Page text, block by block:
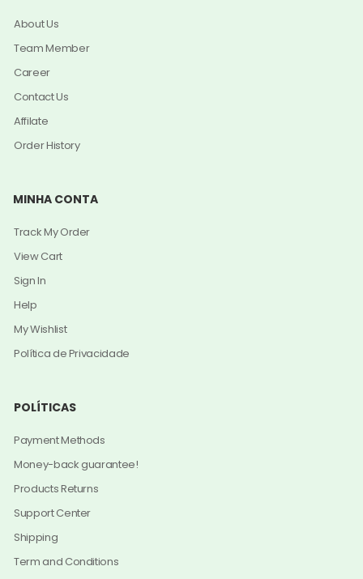
About Us
Team Member
Career
Contact Us
Affilate
Order History
MINHA CONTA
Track My Order
View Cart
Sign In
Help
My Wishlist
Política de Privacidade
POLÍTICAS
Payment Methods
Money-back guarantee!
Products Returns
Support Center
Shipping
Term and Conditions